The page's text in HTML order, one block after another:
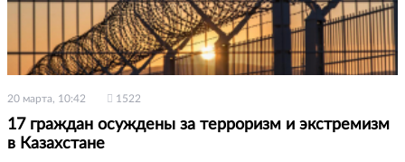
20 марта, 10:42 1522
17 граждан осуждены за терроризм и экстремизм
в Казахстане